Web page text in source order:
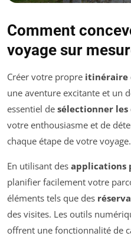
Comment
voyage sur
Créer votre propre itinéraire
une aventure excitante et un
essentiel de sélectionner
votre enthousiasme et de
chaque étape de votre voyage.
En utilisant des applications
planifier facilement votre
éléments tels que des
des visites. Les outils
offrent une fonctionnalité de